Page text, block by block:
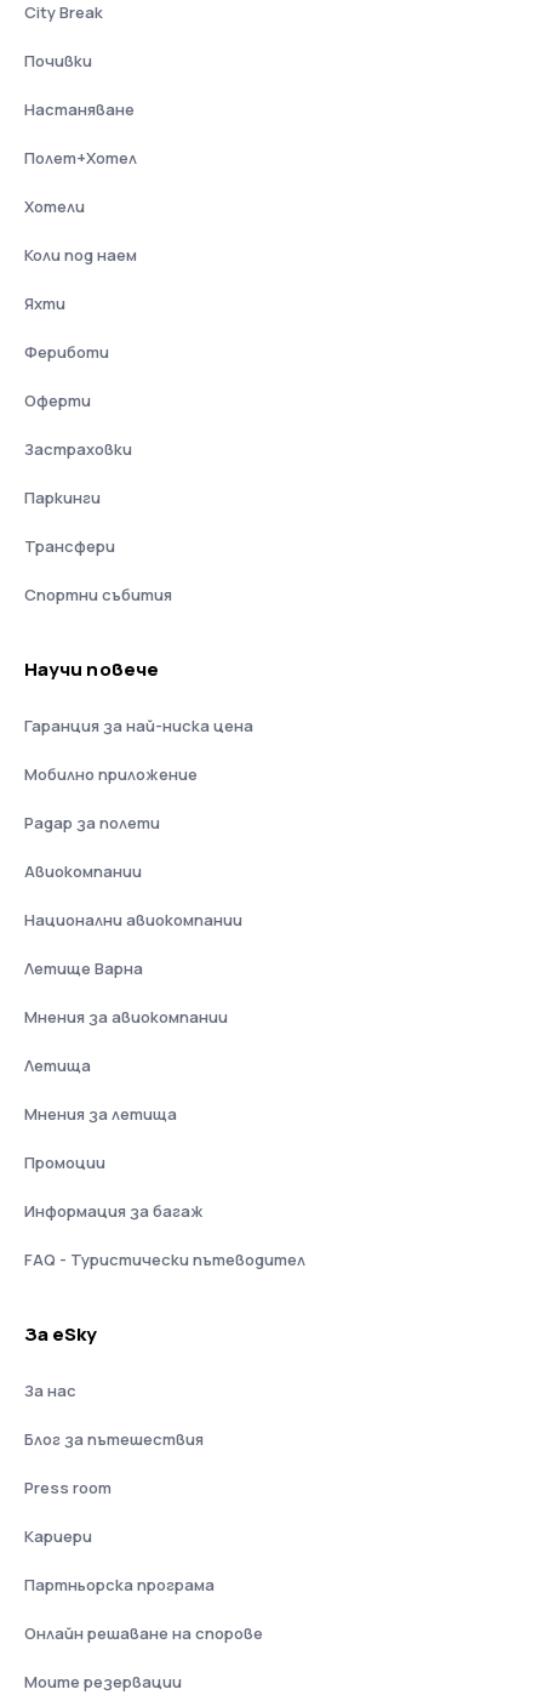
City Break
Почивки
Настаняване
Полет+Хотел
Хотели
Коли под наем
Яхти
Фериботи
Оферти
Застраховки
Паркинги
Трансфери
Спортни събития
Научи повече
Гаранция за най-ниска цена
Мобилно приложение
Радар за полети
Авиокомпании
Национални авиокомпании
Летище Варна
Мнения за авиокомпании
Летища
Мнения за летища
Промоции
Информация за багаж
FAQ - Туристически пътеводител
За eSky
За нас
Блог за пътешествия
Press room
Кариери
Партньорска програма
Онлайн решаване на спорове
Моите резервации